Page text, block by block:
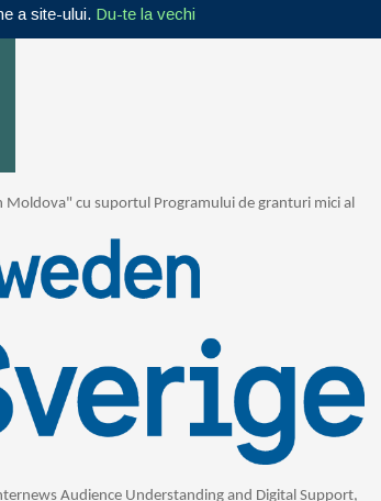
a site-ului. Du-te la vechi
cu suportul Programului de granturi mici al
Audience Understanding and Digital Support,